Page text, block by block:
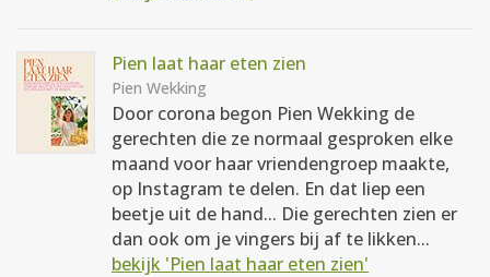
Pien laat haar eten zien
Pien Wekking
Door corona begon Pien Wekking de
gerechten die ze normaal gesproken elke
maand voor haar vriendengroep maakte,
op Instagram te delen. En dat liep een
beetje uit de hand... Die gerechten zien er
dan ook om je vingers bij af te likken...
bekijk 'Pien laat haar eten zien'